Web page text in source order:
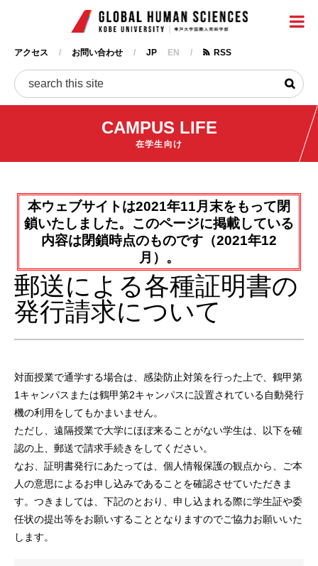
移
ッ
アクセス お問い合わせ JP EN RSS
神戸
CAMPUS LIFE
在学生向け
本ウェブサイトは2021年11月末をもって閉
鎖いたしました。このページに掲載している
内容は閉鎖時点のものです（2021年12
月）。
郵送による各種証明書の
発行請求について
対面授業で通学する場合は、感染防止対策を行った上で、鶴甲第
1キャンパスまたは鶴甲第2キャンパスに設置されている自動発行
機の利用をしてもかまいません。
ただし、遠隔授業で大学にほぼ来ることがない学生は、以下を確
認の上、郵送で請求手続きをしてください。
なお、証明書発行にあたっては、個人情報保護の観点から、ご本
人の意思によるお申し込みであることを確認させていただきま
す。つきましては、下記のとおり、申し込まれる際に学生証や委
任状の提出等をお願いすることとなりますのでご協力お願いいた
します。